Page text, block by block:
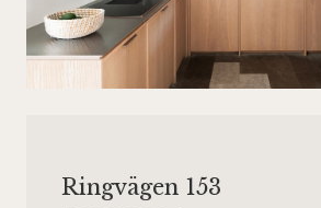
Ringvägen 153